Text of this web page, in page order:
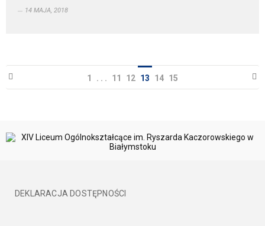
14 MAJA, 2018
1 . . . 11 12 13 14 15
DEKLARACJA DOSTĘPNOŚCI